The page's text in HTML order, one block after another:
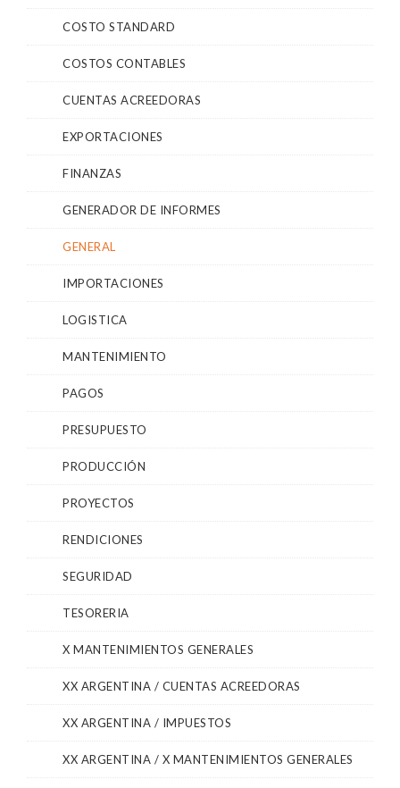
COSTO STANDARD
COSTOS CONTABLES
CUENTAS ACREEDORAS
EXPORTACIONES
FINANZAS
GENERADOR DE INFORMES
GENERAL
IMPORTACIONES
LOGISTICA
MANTENIMIENTO
PAGOS
PRESUPUESTO
PRODUCCIÓN
PROYECTOS
RENDICIONES
SEGURIDAD
TESORERIA
X MANTENIMIENTOS GENERALES
XX ARGENTINA / CUENTAS ACREEDORAS
XX ARGENTINA / IMPUESTOS
XX ARGENTINA / X MANTENIMIENTOS GENERALES